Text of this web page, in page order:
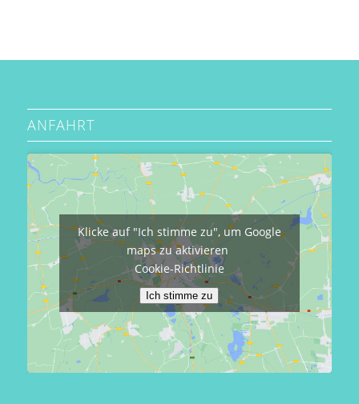
ANFAHRT
Klicke auf "Ich stimme zu", um Google
maps zu aktivieren
Cookie-Richtlinie
Ich stimme zu